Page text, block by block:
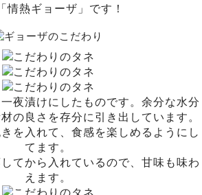
情熱ギョーザ」です！
夜漬けにしたものです。余分な水分
の良さを存分に引き出しています。
を入れて、食感を楽しめるようにし
てます。
てから入れているので、甘味も味わ
えます。